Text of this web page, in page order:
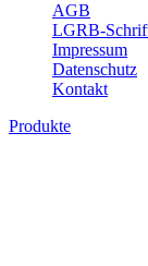
AGB
LGRB-
Impressum
Datenschutz
Kontakt
Produkte